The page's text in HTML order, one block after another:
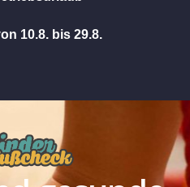
10.8. bis 29.8.
bei